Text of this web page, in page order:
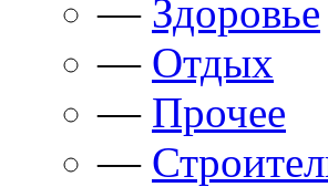
— Здоровье
— Отдых
— Прочее
—